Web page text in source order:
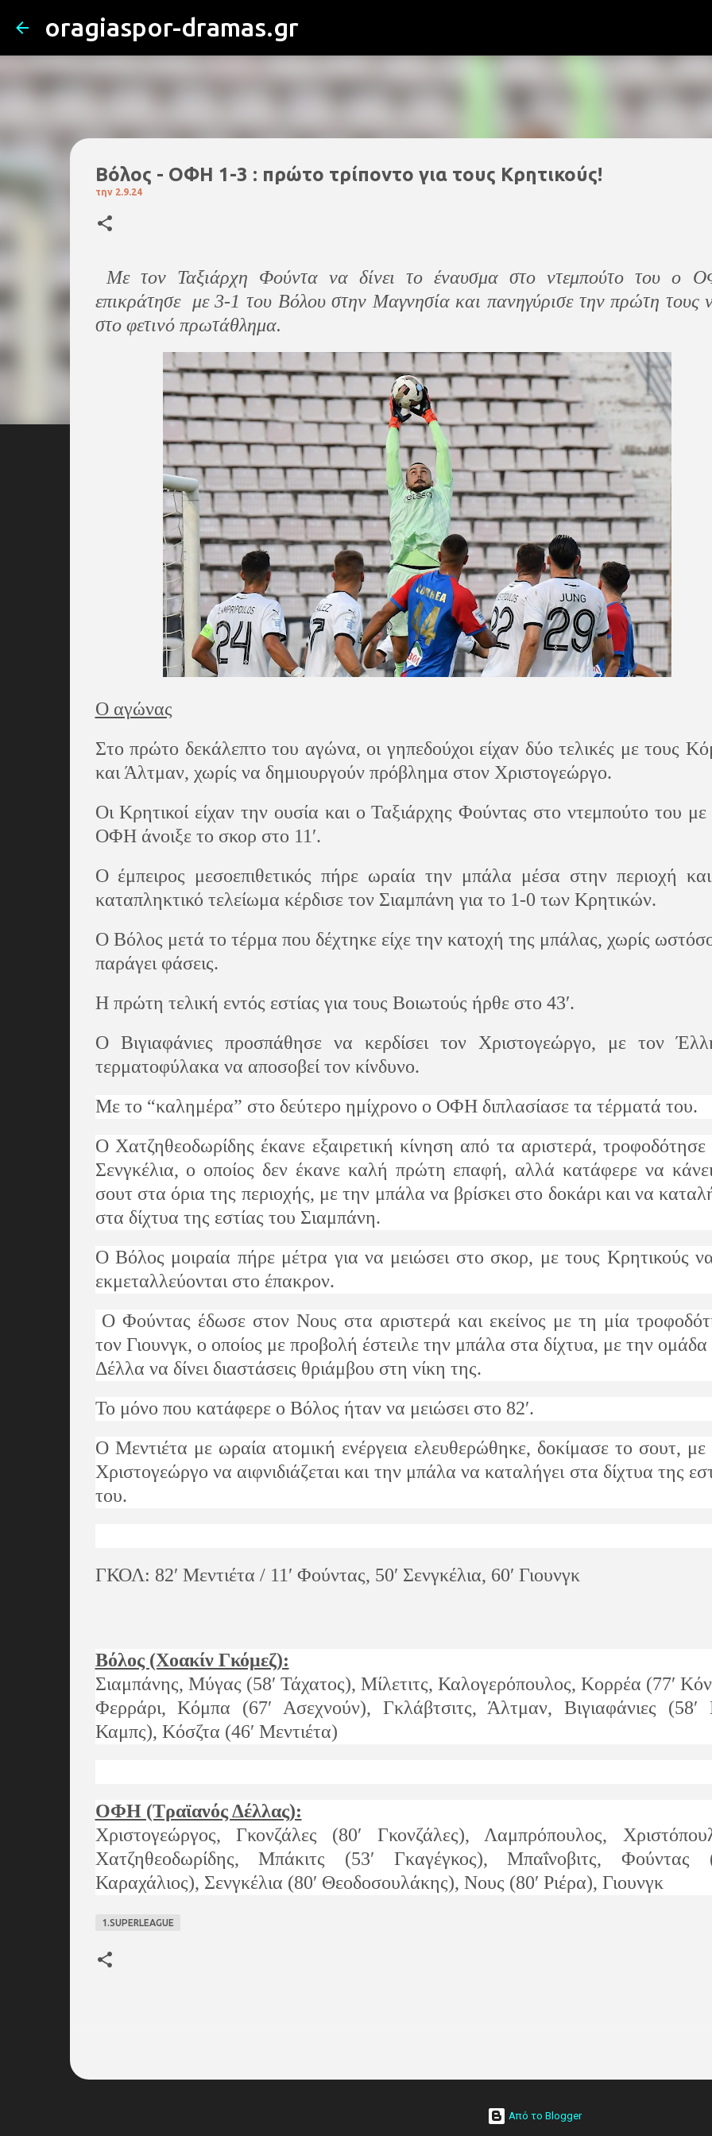
oragiaspor-dramas.gr
Βόλος - ΟΦΗ 1-3 : πρώτο τρίποντο για τους Κρητικούς!
την 2.9.24
Με τον Ταξιάρχη Φούντα να δίνει το έναυσμα στο ντεμπούτο του o
επικράτησε με 3-1 του Βόλου στην Μαγνησία και πανηγύρισε την πρώτη τους
στο φετινό πρωτάθλημα.
Ο αγώνας
Στο πρώτο δεκάλεπτο του αγώνα, οι γηπεδούχοι είχαν δύο τελικές με τους
και Άλτμαν, χωρίς να δημιουργούν πρόβλημα στον Χριστογεώργο.
Οι Κρητικοί είχαν την ουσία και ο Ταξιάρχης Φούντας στο ντεμπούτο του με
ΟΦΗ άνοιξε το σκορ στο 11′.
Ο έμπειρος μεσοεπιθετικός πήρε ωραία την μπάλα μέσα στην περιοχή
καταπληκτικό τελείωμα κέρδισε τον Σιαμπάνη για το 1-0 των Κρητικών.
Ο Βόλος μετά το τέρμα που δέχτηκε είχε την κατοχή της μπάλας, χωρίς
παράγει φάσεις.
Η πρώτη τελική εντός εστίας για τους Βοιωτούς ήρθε στο 43′.
Ο Βιγιαφάνιες προσπάθησε να κερδίσει τον Χριστογεώργο, με τον
τερματοφύλακα να αποσοβεί τον κίνδυνο.
Με το “καλημέρα” στο δεύτερο ημίχρονο ο ΟΦΗ διπλασίασε τα τέρματά του.
Ο Χατζηθεοδωρίδης έκανε εξαιρετική κίνηση από τα αριστερά, τροφοδότησε
Σενγκέλια, ο οποίος δεν έκανε καλή πρώτη επαφή, αλλά κατάφερε να
σουτ στα όρια της περιοχής, με την μπάλα να βρίσκει στο δοκάρι και να
στα δίχτυα της εστίας του Σιαμπάνη.
Ο Βόλος μοιραία πήρε μέτρα για να μειώσει στο σκορ, με τους Κρητικούς
εκμεταλλεύονται στο έπακρον.
Ο Φούντας έδωσε στον Νους στα αριστερά και εκείνος με τη μία
τον Γιουνγκ, ο οποίος με προβολή έστειλε την μπάλα στα δίχτυα, με την ομάδα
Δέλλα να δίνει διαστάσεις θριάμβου στη νίκη της.
Το μόνο που κατάφερε ο Βόλος ήταν να μειώσει στο 82′.
Ο Μεντιέτα με ωραία ατομική ενέργεια ελευθερώθηκε, δοκίμασε το σουτ, με
Χριστογεώργο να αιφνιδιάζεται και την μπάλα να καταλήγει στα δίχτυα της
του.
ΓΚΟΛ: 82′ Μεντιέτα / 11′ Φούντας, 50′ Σενγκέλια, 60′ Γιουνγκ
Βόλος (Χοακίν Γκόμεζ):
Σιαμπάνης, Μύγας (58′ Τάχατος), Μίλετιτς, Καλογερόπουλος, Κορρέα (77′
Φερράρι, Κόμπα (67′ Ασεχνούν), Γκλάβτσιτς, Άλτμαν, Βιγιαφάνιες (58′
Καμπς), Κόσζτα (46′ Μεντιέτα)
ΟΦΗ (Τραϊανός Δέλλας):
Χριστογεώργος, Γκονζάλες (80′ Γκονζάλες), Λαμπρόπουλος,
Χατζηθεοδωρίδης, Μπάκιτς (53′ Γκαγέγκος), Μπαΐνοβιτς, Φούντας
Καραχάλιος), Σενγκέλια (80′ Θεοδοσουλάκης), Νους (80′ Ριέρα), Γιουνγκ
1.SUPERLEAGUE
Από το Blogger